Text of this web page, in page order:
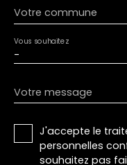
Votre commune
-
Vous souhaitez
Votre message
J'accepte le
personnelles
souhaitez pas